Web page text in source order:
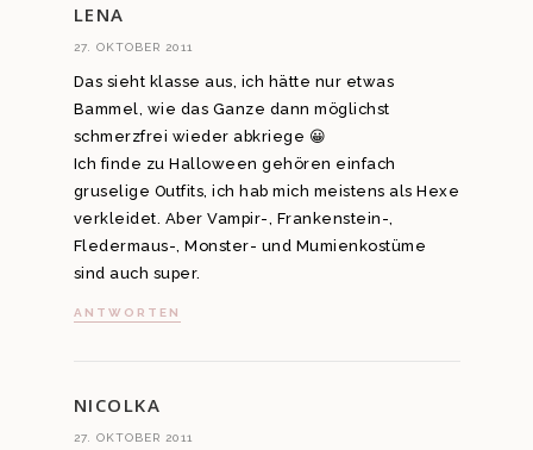
LENA
27. OKTOBER 2011
Das sieht klasse aus, ich hätte nur etwas
Bammel, wie das Ganze dann möglichst
schmerzfrei wieder abkriege 😀
Ich finde zu Halloween gehören einfach
gruselige Outfits, ich hab mich meistens als Hexe
verkleidet. Aber Vampir-, Frankenstein-,
Fledermaus-, Monster- und Mumienkostüme
sind auch super.
ANTWORTEN
NICOLKA
27. OKTOBER 2011